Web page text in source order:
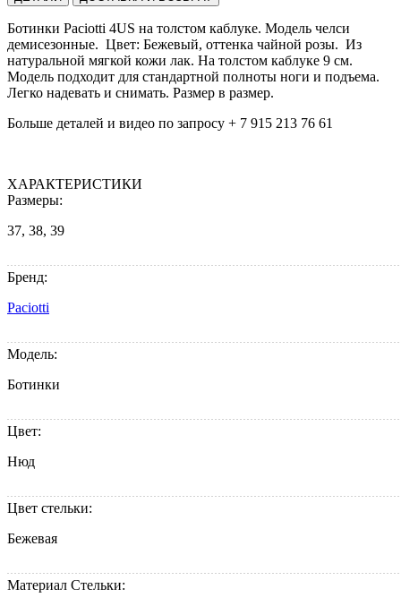
Ботинки Paciotti 4US на толстом каблуке. Модель челси
демисезонные. Цвет: Бежевый, оттенка чайной розы. Из
натуральной мягкой кожи лак. На толстом каблуке 9 см.
Модель подходит для стандартной полноты ноги и подъема.
Легко надевать и снимать. Размер в размер.
Больше деталей и видео по запросу + 7 915 213 76 61
ХАРАКТЕРИСТИКИ
Размеры:
37, 38, 39
Бренд:
Paciotti
Модель:
Ботинки
Цвет:
Нюд
Цвет стельки:
Бежевая
Материал Стельки: